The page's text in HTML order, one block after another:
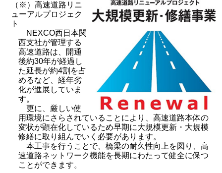
（※）高速道路リニ
ューアルプロジェク
ト
NEXCO西日本関
西支社が管理する
高速道路は、開通
後約30年が経過し
た延長が約4割を占
めるなど、経年劣
化が進展していま
す。
更に、厳しい使
用環境にさらされていることにより、高速道路本体の
変状が顕在化しているため早期に大規模更新・大規模
修繕に取り組んでいく必要があります。
本工事を行うことで、橋梁の耐久性向上を図り、高
速道路ネットワーク機能を長期にわたって健全に保つ
ことができます。